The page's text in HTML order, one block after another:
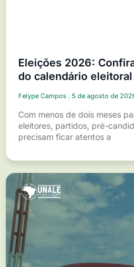
Eleições 2026:
do calendário
Felype Campos 5 de agosto de
Com menos de dois meses
eleitores, partidos, pré-
precisam ficar atentos a